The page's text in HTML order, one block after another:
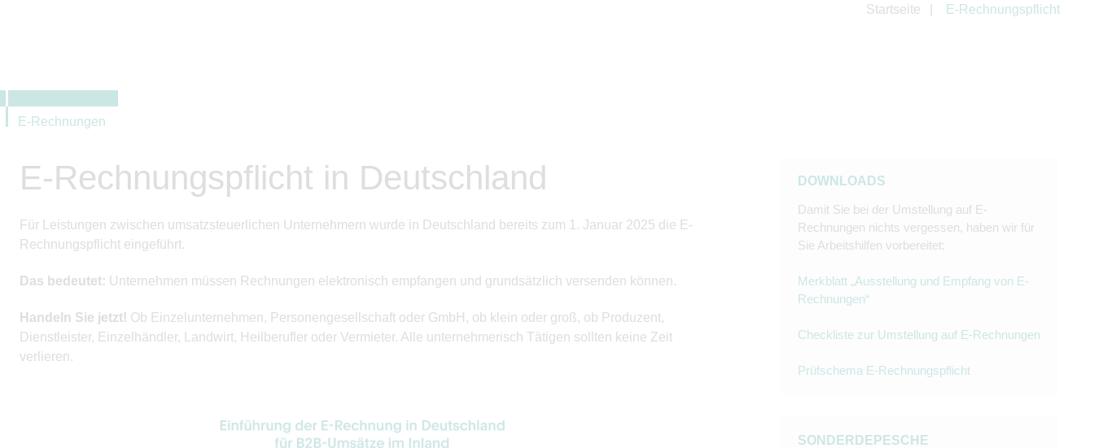
Startseite E-Rechnungspflicht
E-Rechnungen
E-Rechnungspflicht in Deutschland
Für Leistungen zwischen umsatzsteuerlichen Unternehmern wurde in Deutschland bereits zum 1. Januar 2025 die E-
Rechnungspflicht eingeführt.
Das bedeutet: Unternehmen müssen Rechnungen elektronisch empfangen und grundsätzlich versenden können.
Handeln Sie jetzt! Ob Einzelunternehmen, Personengesellschaft oder GmbH, ob klein oder groß, ob Produzent,
Dienstleister, Einzelhändler, Landwirt, Heilberufler oder Vermieter. Alle unternehmerisch Tätigen sollten keine Zeit
verlieren.
DOWNLOADS
Damit Sie bei der Umstellung auf E-
Rechnungen nichts vergessen, haben wir für
Sie Arbeitshilfen vorbereitet:
Merkblatt „Ausstellung und Empfang von E-
Rechnungen“
Checkliste zur Umstellung auf E-Rechnungen
Prüfschema E-Rechnungspflicht
SONDERDEPESCHE